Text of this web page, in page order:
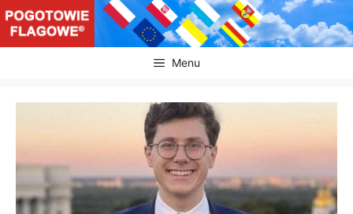
Przejdź
do
treści
Menu